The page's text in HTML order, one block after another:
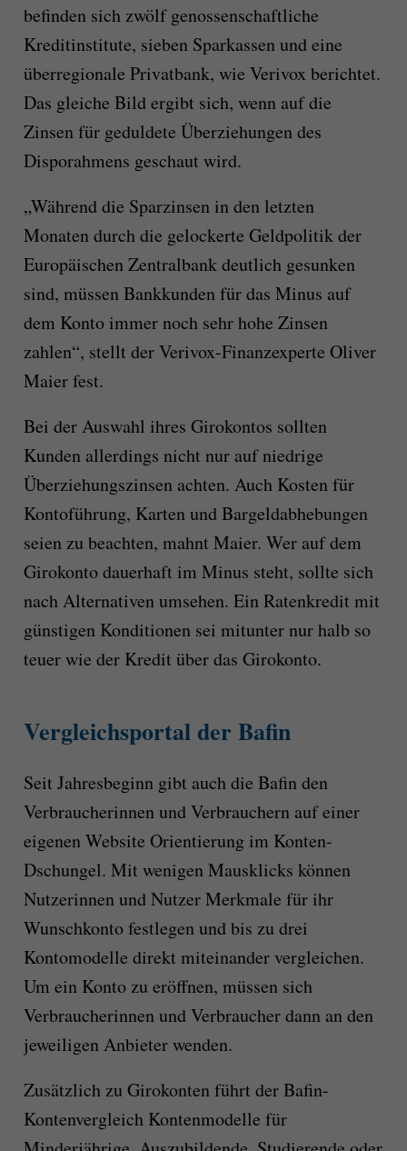
befinden sich zwölf genossenschaftliche
Kreditinstitute, sieben Sparkassen und eine
überregionale Privatbank, wie Verivox berichtet.
Das gleiche Bild ergibt sich, wenn auf die
Zinsen für geduldete Überziehungen des
Disporahmens geschaut wird.
„Während die Sparzinsen in den letzten
Monaten durch die gelockerte Geldpolitik der
Europäischen Zentralbank deutlich gesunken
sind, müssen Bankkunden für das Minus auf
dem Konto immer noch sehr hohe Zinsen
zahlen“, stellt der Verivox-Finanzexperte Oliver
Maier fest.
Bei der Auswahl ihres Girokontos sollten
Kunden allerdings nicht nur auf niedrige
Überziehungszinsen achten. Auch Kosten für
Kontoführung, Karten und Bargeldabhebungen
seien zu beachten, mahnt Maier. Wer auf dem
Girokonto dauerhaft im Minus steht, sollte sich
nach Alternativen umsehen. Ein Ratenkredit mit
günstigen Konditionen sei mitunter nur halb so
teuer wie der Kredit über das Girokonto.
Vergleichsportal der Bafin
Seit Jahresbeginn gibt auch die Bafin den
Verbraucherinnen und Verbrauchern auf einer
eigenen Website Orientierung im Konten-
Dschungel. Mit wenigen Mausklicks können
Nutzerinnen und Nutzer Merkmale für ihr
Wunschkonto festlegen und bis zu drei
Kontomodelle direkt miteinander vergleichen.
Um ein Konto zu eröffnen, müssen sich
Verbraucherinnen und Verbraucher dann an den
jeweiligen Anbieter wenden.
Zusätzlich zu Girokonten führt der Bafin-
Kontenvergleich Kontenmodelle für